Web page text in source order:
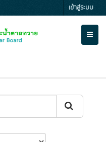
เข้าสู่ระบบ